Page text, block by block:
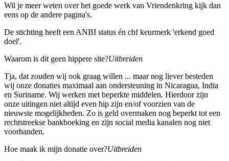
Wil je meer weten over het goede werk van Vriendenkring kijk dan
eens op de andere pagina's.
De stichting heeft een ANBI status én cbf keurmerk 'erkend goed
doel'.
Waarom is dit geen hippere site?Uitbreiden
Tja, dat zouden wij ook graag willen ... maar nog liever besteden
wij onze donaties maximaal aan ondersteuning in Nicaragua, India
en Suriname. Wij werken met beperkte middelen. Hierdoor zijn
onze uitingen niet altijd even hip zijn en/of voorzien van de
nieuwste mogelijkheden. Zo is geld overmaken nog beperkt tot een
rechtstreekse bankboeking en zijn social media kanalen nog niet
voorhanden.
Hoe maak ik mijn donatie over?Uitbreiden